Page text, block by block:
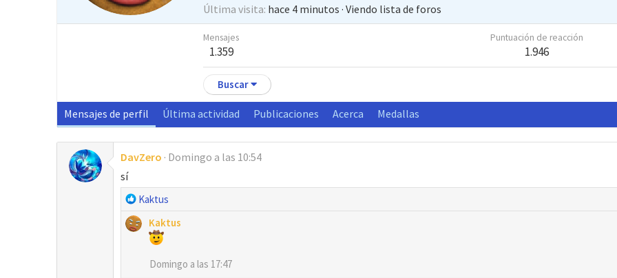
Última visita hace 4 minutos · Viendo lista de foros
Mensajes
1.359
Puntuación de reacción
1.946
Buscar
Mensajes de perfil Última actividad Publicaciones Acerca Medallas
DavZero Domingo a las 10:54
sí
R
a
Kaktus
Kaktus
Domingo a las 17:47